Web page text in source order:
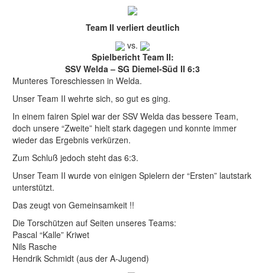
Team II verliert deutlich
vs.
Spielbericht Team II:
SSV Welda – SG Diemel-Süd II 6:3
Munteres Toreschiessen in Welda.
Unser Team II wehrte sich, so gut es ging.
In einem fairen Spiel war der SSV Welda das bessere Team,
doch unsere “Zweite” hielt stark dagegen und konnte immer
wieder das Ergebnis verkürzen.
Zum Schluß jedoch steht das 6:3.
Unser Team II wurde von einigen Spielern der “Ersten” lautstark
unterstützt.
Das zeugt von Gemeinsamkeit !!
Die Torschützen auf Seiten unseres Teams:
Pascal “Kalle” Kriwet
Nils Rasche
Hendrik Schmidt (aus der A-Jugend)